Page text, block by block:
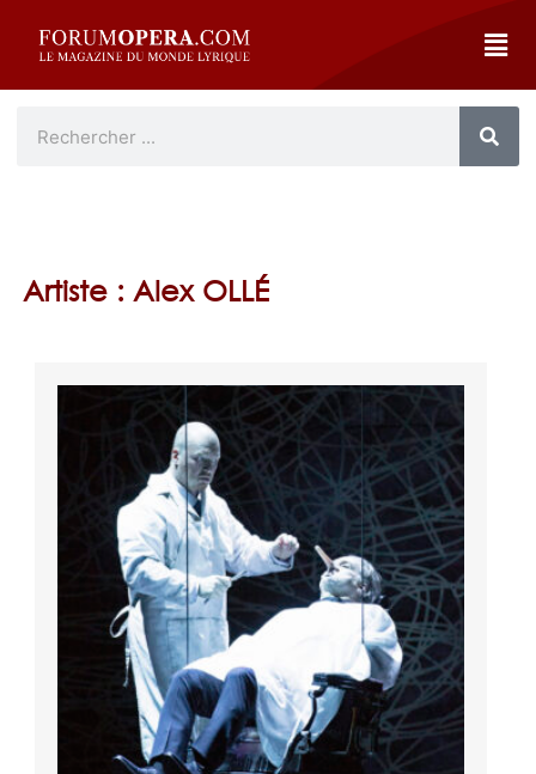
Artiste : Alex OLLÉ